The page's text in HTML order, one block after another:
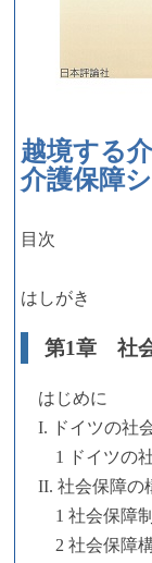
越境する
介護保障
目次
はしがき
第1章 社
はじめに
I. ドイツの社
1 ドイツの
II. 社会保障の
1 社会保障
2 社会保障